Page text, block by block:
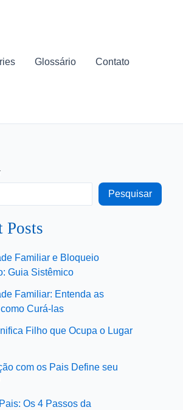
Glossário Contato
Pesquisar
Posts
Familiar e Bloqueio
Guia Sistêmico
Familiar: Entenda as
Curá-las
Filho que Ocupa o Lugar
com os Pais Define seu
Os 4 Passos da